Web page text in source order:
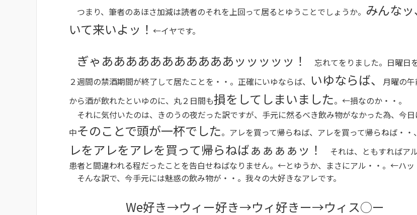
つまり、筆者のあほさ加減は読者のそれを上回って居るとゆうことでしょうか。 みんな
いて来いよッ！ ←イヤです。
ぎゃあああああああああああッッッッッ！
忘れてをりました。日曜日
２週間の禁酒期間が終了して居たことを・・。正確にいゆならば、 いゆならば、
月曜の
から酒が飲れたといゆのに、丸２日間も損をしてしまいました。←損なのか・・。
それに気付いたのは、きのうの夜だった訳ですが、手元に然るべき飲み物がなかった為、今日
中そのことで頭が一杯でした。アレを買って帰らねば、アレを買って帰らねば・・、
レをアレをアレを買って帰らねばぁぁぁぁッ！
それは、ともすればア
患者と間違われる程だったことを告白せねばなりません。←とゆうか、まさにアル・・。←ハッ
そんな訳で、今手元には魅惑の飲み物が・・。我々の大好きなアレです。
We好き→ウィー好き→ウィ好きー→ウィス○ー